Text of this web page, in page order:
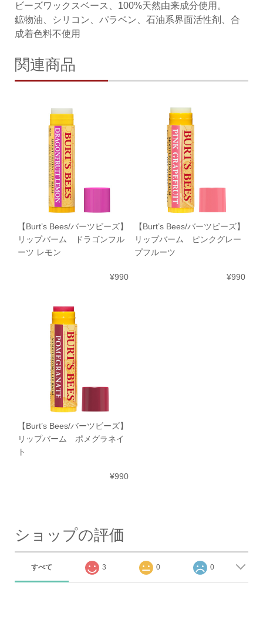
ビーズワックスベース、100%天然由来成分使用。
鉱物油、シリコン、パラベン、石油系界面活性剤、合
成着色料不使用
関連商品
【Burt’s Bees/バーツビーズ】
リップバーム ドラゴンフル
ーツ レモン
¥990
【Burt’s Bees/バーツビーズ】
リップバーム ピンクグレー
プフルーツ
¥990
【Burt’s Bees/バーツビーズ】
リップバーム ポメグラネイ
ト
¥990
ショップの評価
すべて 3 0 0